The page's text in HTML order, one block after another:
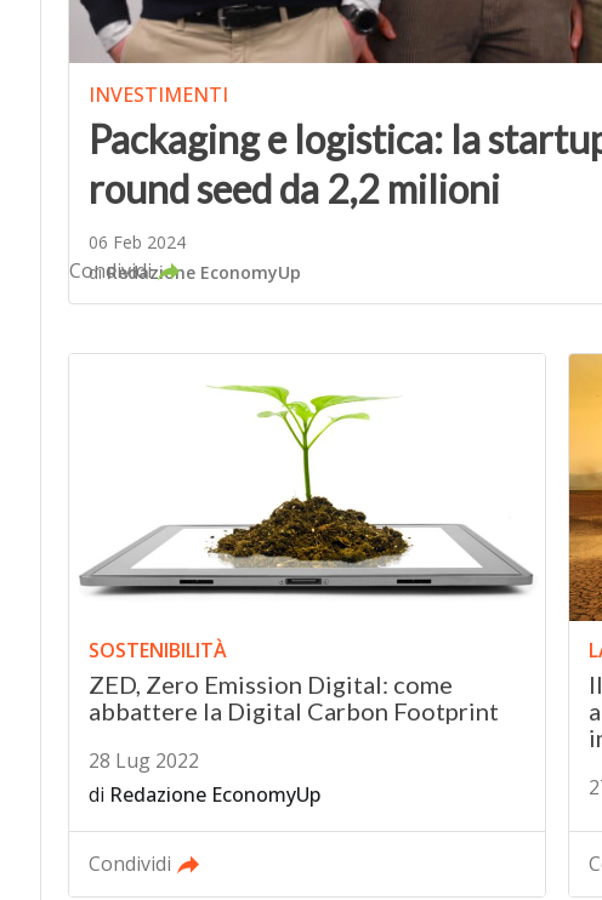
INVESTIMENTI
Packaging e logistica: la
round seed da 2,2 milioni
06 Feb 2024
diRedazione EconomyUp
Condividi
SOSTENIBILITÀ
ZED, Zero Emission Digital: come
abbattere la Digital Carbon Footprint
28 Lug 2022
di Redazione EconomyUp
Condividi